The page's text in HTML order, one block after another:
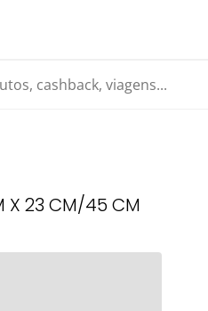
viagens...
X 23 CM/45 CM